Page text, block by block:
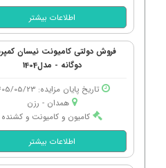
اطلاعات بیشتر
فروش دولتی کامیونت نیسان
دوگانه - مدل1404
تاریخ پایان مزایده: 1405/05/23
همدان - رزن
کامیون و کامیونت و کشنده
اطلاعات بیشتر